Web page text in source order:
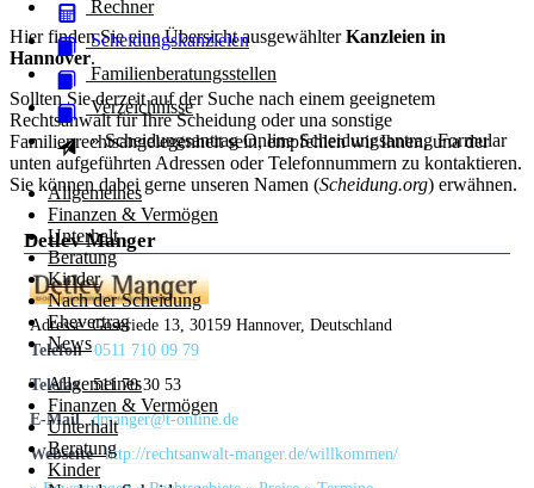
Rechner
Scheidungskanzleien
Familienberatungsstellen
Verzeichnisse
» Scheidungsantrag Online Scheidungsantrag Formular
Allgemeines
Finanzen & Vermögen
Unterhalt
Beratung
Kinder
Nach der Scheidung
Ehevertrag
News
Allgemeines
Finanzen & Vermögen
Unterhalt
Beratung
Kinder
Hier finden Sie eine Übersicht ausgewählterKanzleien in
Hannover.
Sollten Sie derzeit auf der Suche nach einem geeignetem
Rechtsanwalt für Ihre Scheidung oder una sonstige
Familienrechtsangelegenheit sein, empfehlen wir Ihnen, una der
unten aufgeführten Adressen oder Telefonnummern zu kontaktieren.
Sie können dabei gerne unseren Namen (Scheidung.org) erwähnen.
Detlev Manger
Adresse:Goseriede 13, 30159 Hannover, Deutschland
Telefon
0511 710 09 79
Telefax
511 70 30 53
E-Mail
dmanger@t-online.de
Webseite
http://rechtsanwalt-manger.de/willkommen/